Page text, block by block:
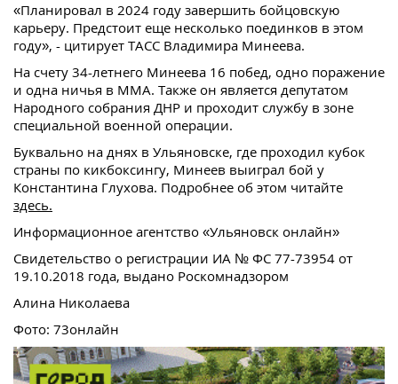
«Планировал в 2024 году завершить бойцовскую
карьеру. Предстоит еще несколько поединков в этом
году», - цитирует ТАСС Владимира Минеева.
На счету 34-летнего Минеева 16 побед, одно поражение
и одна ничья в ММА. Также он является депутатом
Народного собрания ДНР и проходит службу в зоне
специальной военной операции.
Буквально на днях в Ульяновске, где проходил кубок
страны по кикбоксингу, Минеев выиграл бой у
Константина Глухова. Подробнее об этом читайте
здесь.
Информационное агентство «Ульяновск онлайн»
Свидетельство о регистрации ИА № ФС 77-73954 от
19.10.2018 года, выдано Роскомнадзором
Алина Николаева
Фото: 73онлайн